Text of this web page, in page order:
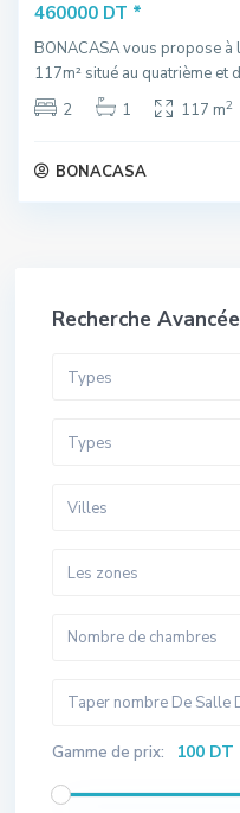
460000 DT *
BONACASA vous propose
117m² situé au quatrième et d
2
1 117 m2
BONACASA
Recherche Avancée
Types
Types
Villes
Les zones
Gamme de prix: 100